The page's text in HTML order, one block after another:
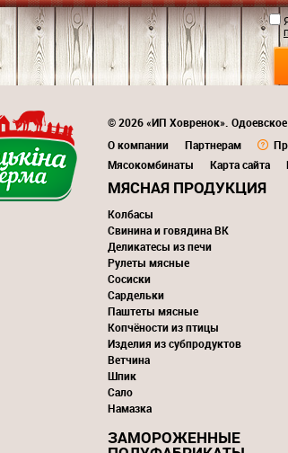
© 2026 «ИП Ховренок».
О компании
Партнерам
Мясокомбинаты
Карта сайта
МЯСНАЯ ПРОДУКЦИЯ
Колбасы
Свинина и говядина ВК
Деликатесы из печи
Рулеты мясные
Сосиски
Сардельки
Паштеты мясные
Копчёности из птицы
Изделия из субпродуктов
Ветчина
Шпик
Сало
Намазка
ЗАМОРОЖЕННЫЕ